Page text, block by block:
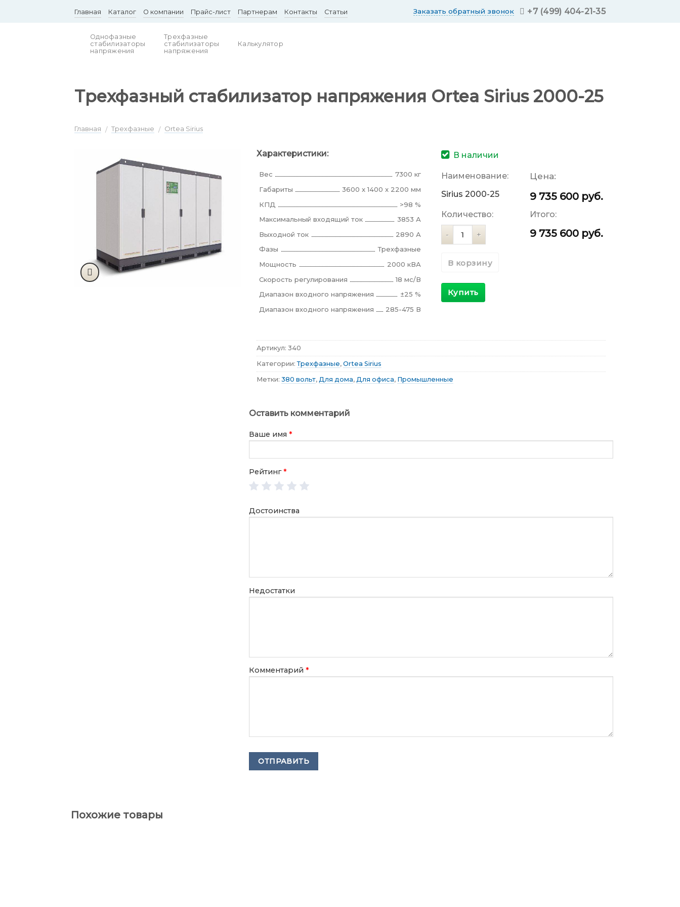
Главная Каталог О компании Прайс-лист Партнерам Контакты Статьи Заказать обратный звонок +7 (499) 404-21-35
Однофазные
стабилизаторы
напряжения
Трехфазные
стабилизаторы
напряжения
Калькулятор
Трехфазный стабилизатор напряжения Ortea Sirius 2000-25
Главная / Трехфазные / Ortea Sirius
Характеристики:
Вес
7300 кг
Габариты
3600 x 1400 x 2200 мм
КПД
>98 %
Максимальный входящий ток
3853 А
Выходной ток
2890 А
Фазы
Трехфазные
Мощность
2000 кВА
Скорость регулирования
18 мс/В
Диапазон входного напряжения
±25 %
Диапазон входного напряжения
285-475 В
В наличии
Наименование:
Sirius 2000-25
Цена:
9 735 600 руб.
Количество:
Количество
Итого:
9 735 600 руб.
В корзину
Купить
Артикул: 340
Категории:Трехфазные, Ortea Sirius
Метки: 380 вольт, Для дома, Для офиса, Промышленные
Оставить комментарий
Ваше имя *
Рейтинг*
Достоинства
Недостатки
Комментарий *
Похожие товары